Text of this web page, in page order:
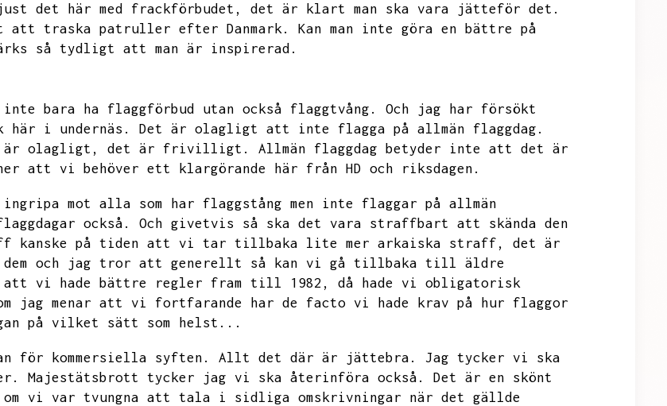
det här med frackförbudet,
det är klart man ska vara jätteför det.
att traska patruller efter Danmark.
Kan man inte göra en bättre på
så tydligt att man är inspirerad.
bara ha flaggförbud utan också flaggtvång.
Och jag har försökt
i undernäs.
Det är olagligt att inte flagga på allmän flaggdag.
är olagligt,
det är frivilligt.
Allmän flaggdag betyder inte att det är
att vi behöver ett klargörande här från HD och riksdagen.
mot alla som har flaggstång men inte flaggar på allmän
också.
Och givetvis så ska det vara straffbart att skända den
kanske på tiden att vi tar tillbaka lite mer arkaiska straff,
det är
och jag tror att generellt så kan vi gå tillbaka till äldre
att vi hade bättre regler fram till 1982,
då hade vi obligatorisk
jag menar att vi fortfarande har de facto vi hade krav på hur flaggor
på vilket sätt som helst...
för kommersiella syften. Allt det där är jättebra.
Jag tycker vi ska
Majestätsbrott tycker jag vi ska återinföra också.
Det är en skönt
vi var tvungna att tala i sidliga omskrivningar när det gällde